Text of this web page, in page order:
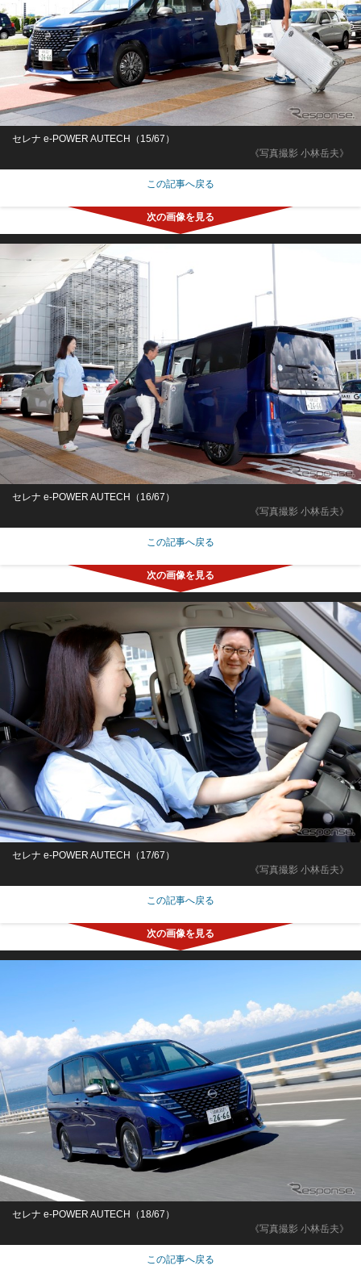
《写真撮影 小林岳夫》
セレナ e-POWER AUTECH（15/67）
この記事へ戻る
《写真撮影 小林岳夫》
セレナ e-POWER AUTECH（16/67）
この記事へ戻る
《写真撮影 小林岳夫》
セレナ e-POWER AUTECH（17/67）
この記事へ戻る
《写真撮影 小林岳夫》
セレナ e-POWER AUTECH（18/67）
この記事へ戻る